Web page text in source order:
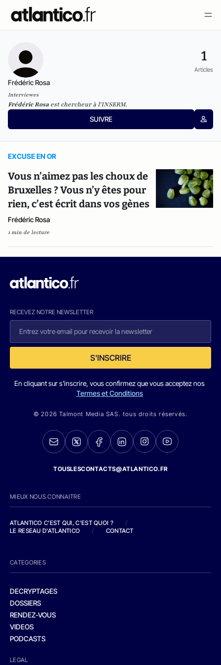
1
Articles
Frédéric Rosa
Interviewes
Frédéric Rosa est chercheur à l'INSERM.
SUIVRE
EXCUSE EN OR
Vous n’aimez pas les choux de
Bruxelles ? Vous n’y êtes pour
rien, c’est écrit dans vos gènes
Frédéric Rosa
1 min de lecture
RECEVEZ NOTRE NEWSLETTER
S'INSCRIRE
En cliquant sur s'inscrire, vous confirmez que vous acceptez nos
Termes et Conditions
© 2026 Talmont Media SAS. tous droits réservés.
TOUSLESCONTACTS@ATLANTICO.FR
MIEUX NOUS CONNAITRE
ATLANTICO C'EST QUI, C'EST QUOI ?
/
LE RESEAU D'ATLANTICO
/ CONTACT
CATEGORIES
DECRYPTAGES
DOSSIERS
RENDEZ-VOUS
VIDEOS
PODCASTS
LEGAL